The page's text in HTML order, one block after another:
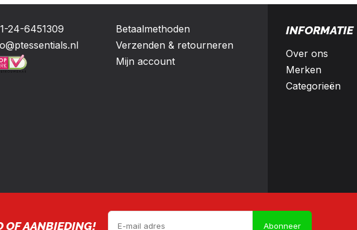
24-6451309
Betaalmethoden
Verzenden & retourneren
Mijn account
INFORMATIE
Over ons
Merken
Categorieën
OF AANBIEDING! Abonneer